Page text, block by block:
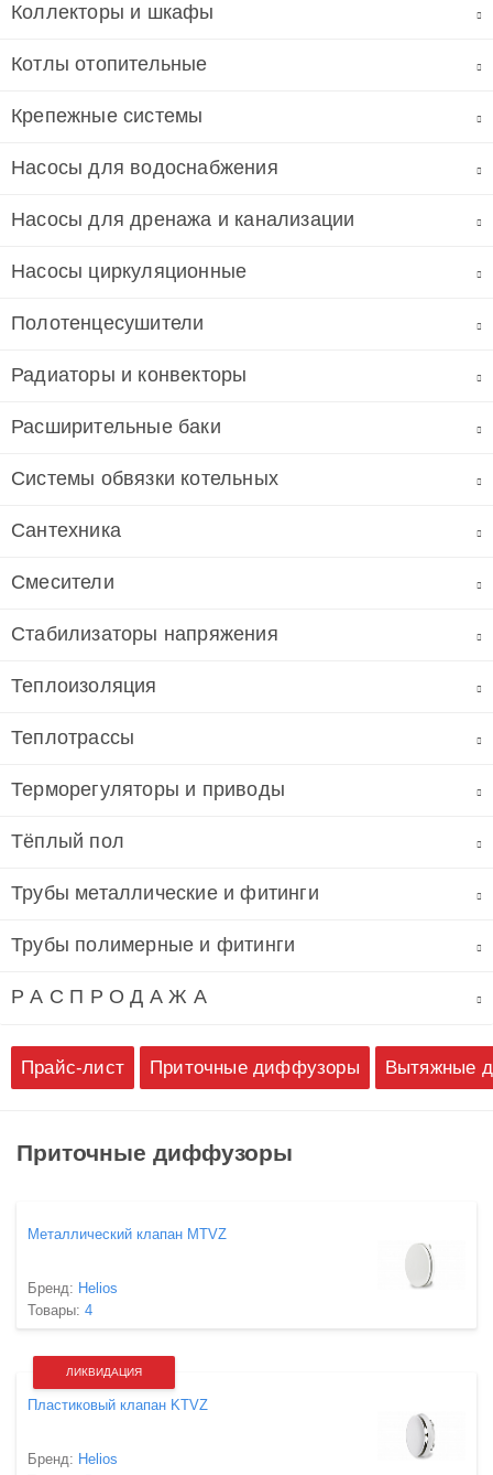
Прайс-лист Приточные диффузоры Вытяжные
Коллекторы и шкафы
Котлы отопительные
Крепежные системы
Насосы для водоснабжения
Насосы для дренажа и канализации
Насосы циркуляционные
Полотенцесушители
Радиаторы и конвекторы
Расширительные баки
Системы обвязки котельных
Сантехника
Смесители
Стабилизаторы напряжения
Теплоизоляция
Теплотрассы
Терморегуляторы и приводы
Тёплый пол
Трубы металлические и фитинги
Трубы полимерные и фитинги
Р А С П Р О Д А Ж А
Приточные диффузоры
Металлический клапан MTVZ
Бренд: Helios
Товары: 4
ЛИКВИДАЦИЯ
Пластиковый клапан KTVZ
Бренд: Helios